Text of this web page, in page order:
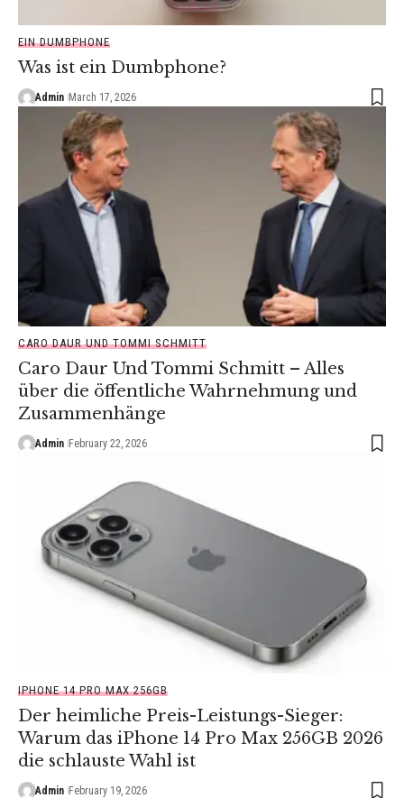
EIN DUMBPHONE
Was ist ein Dumbphone?
Admin March 17, 2026
CARO DAUR UND TOMMI SCHMITT
Caro Daur Und Tommi Schmitt – Alles
über die öffentliche Wahrnehmung und
Zusammenhänge
Admin February 22, 2026
IPHONE 14 PRO MAX 256GB
Der heimliche Preis-Leistungs-Sieger:
Warum das iPhone 14 Pro Max 256GB 2026
die schlauste Wahl ist
Admin February 19, 2026